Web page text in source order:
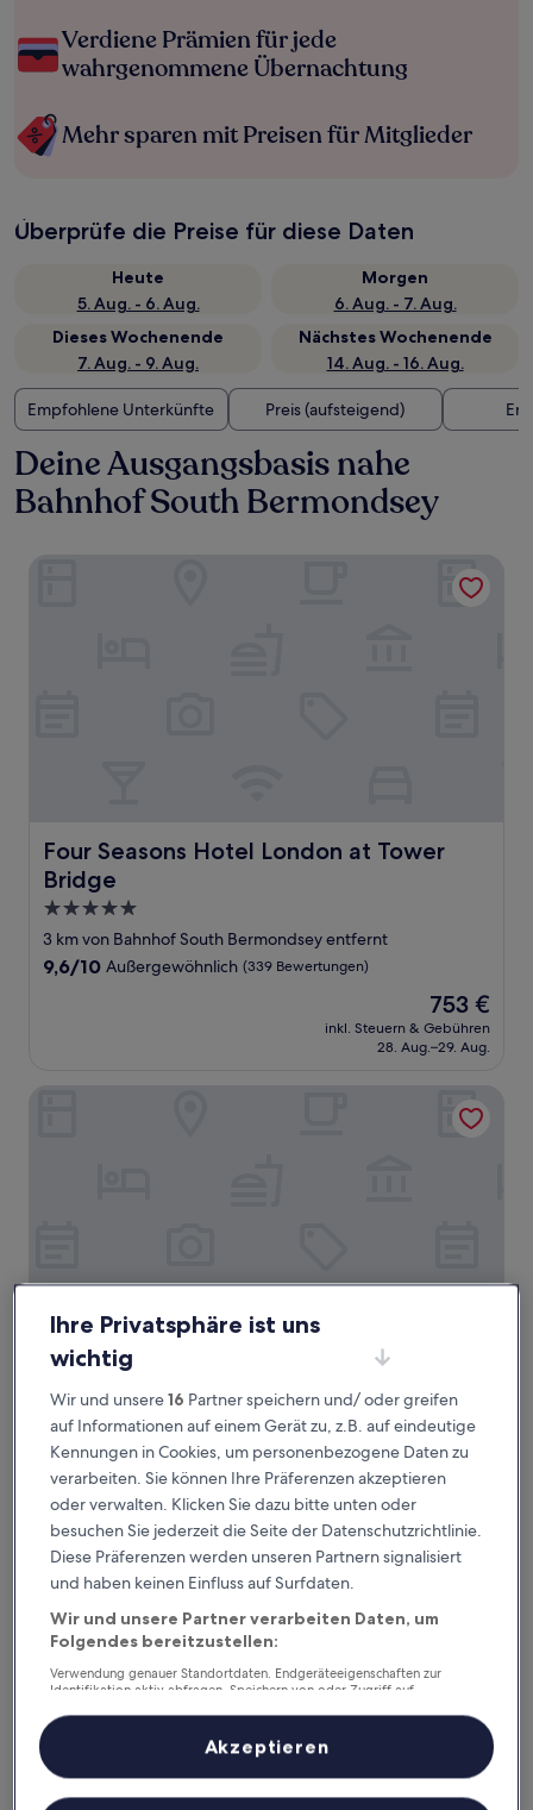
Verdiene Prämien für jede
wahrgenommene Übernachtung
Mehr sparen mit Preisen für Mitglieder
Überprüfe die Preise für diese Daten
Heute
5. Aug. - 6. Aug.
Morgen
6. Aug. - 7. Aug.
Dieses Wochenende
7. Aug. - 9. Aug.
Nächstes Wochenende
14. Aug. - 16. Aug.
Empfohlene Unterkünfte Preis (aufsteigend)
Deine Ausgangsbasis nahe
Bahnhof South Bermondsey
Four Seasons Hotel London at Tower
Bridge
Four Seasons Hotel London at Tower Bridge
5.0-
Sterne-
Unterkunft
3 km von Bahnhof South Bermondsey entfernt
9.6
9,6/10 Außergewöhnlich (339 Bewertungen)
Der
Preis
beträgt
753 €
inkl. Steuern & Gebühren
28. Aug.–29. Aug.
citizenM Tower of London
4.0-
Sterne-
Unterkunft
2,9 km von Bahnhof South Bermondsey entfernt
von
10,
Wunderbar,
(1.994
Bewertungen)
9,2/10 Wunderbar (1.994 Bewertungen)
Preis
142 €
inkl. Steuern & Gebühren
16. Aug.–17. Aug.
Ihre Privatsphäre ist uns
wichtig
Wir und unsere16 Partner speichern und/ oder greifen
auf Informationen auf einem Gerät zu, z.B. auf eindeutige
Kennungen in Cookies, um personenbezogene Daten zu
verarbeiten. Sie können Ihre Präferenzen akzeptieren
oder verwalten. Klicken Sie dazu bitte unten oder
besuchen Sie jederzeit die Seite der Datenschutzrichtlinie.
Diese Präferenzen werden unseren Partnern signalisiert
und haben keinen Einfluss auf Surfdaten.
Wir und unsere Partner verarbeiten Daten, um
Folgendes bereitzustellen:
Verwendung genauer Standortdaten. Endgeräteeigenschaften zur
Identifikation aktiv abfragen. Speichern von oder Zugriff auf
Inhalte, Messung von Werbeleistung und der Performance von Inhalten,
Zielgruppenforschung sowie Entwicklung und Verbesserung von
Liste der Partner (Lieferanten)
Akzeptieren